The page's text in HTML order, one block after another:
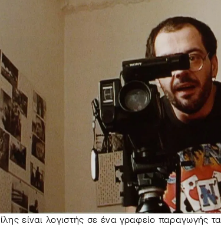
είναι λογιστής σε ένα γραφείο παραγωγής